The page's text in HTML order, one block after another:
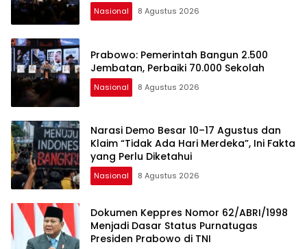
Nasional 8 Agustus 2026
Prabowo: Pemerintah Bangun 2.500
Jembatan, Perbaiki 70.000 Sekolah
Nasional 8 Agustus 2026
Narasi Demo Besar 10–17 Agustus dan
Klaim “Tidak Ada Hari Merdeka”, Ini Fakta
yang Perlu Diketahui
Nasional 8 Agustus 2026
Dokumen Keppres Nomor 62/ABRI/1998
Menjadi Dasar Status Purnatugas
Presiden Prabowo di TNI